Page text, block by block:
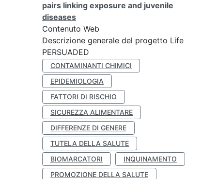
pairs linking exposure and juvenile
diseases
Contenuto Web
Descrizione generale del progetto Life
PERSUADED
CONTAMINANTI CHIMICI
EPIDEMIOLOGIA
FATTORI DI RISCHIO
SICUREZZA ALIMENTARE
DIFFERENZE DI GENERE
TUTELA DELLA SALUTE
BIOMARCATORI
INQUINAMENTO
PROMOZIONE DELLA SALUTE